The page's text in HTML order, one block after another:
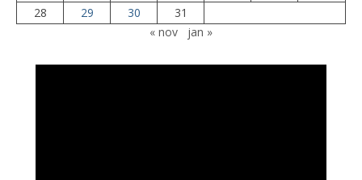
28
29 30
31
« nov
jan »